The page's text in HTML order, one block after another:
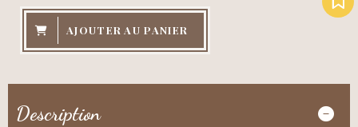
AJOUTER AU PANIER
Description